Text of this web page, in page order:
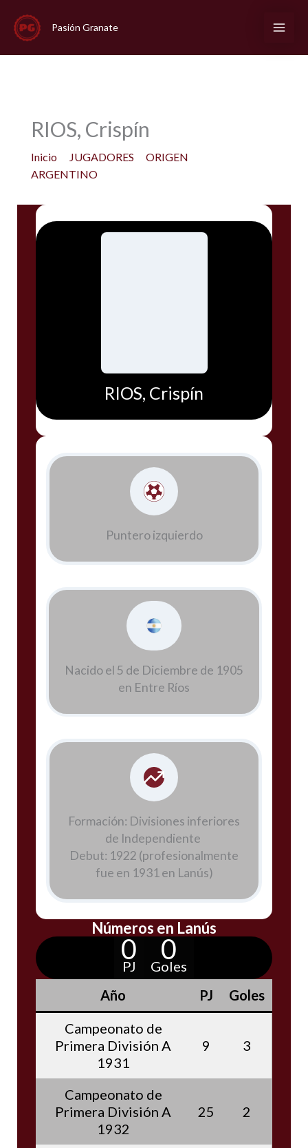
contenido
Pasión Granate
RIOS, Crispín
Inicio JUGADORES
ORIGEN
ARGENTINO
RIOS, Crispín
Puntero izquierdo
Nacido el 5 de Diciembre de 1905
en Entre Ríos
Formación: Divisiones inferiores
de Independiente
Debut: 1922 (profesionalmente
fue en 1931 en Lanús)
Números en Lanús
0
PJ
0
Goles
Año
PJ
Goles
Campeonato de
Primera División A
1931
9 3
Campeonato de
Primera División A
1932
25 2